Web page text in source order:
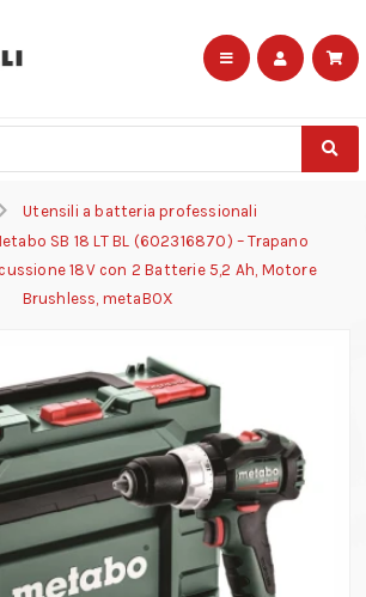
Utensili a batteria professionali
SB 18 LT BL (602316870) – Trapano
18V con 2 Batterie 5,2 Ah, Motore
Brushless, metaBOX